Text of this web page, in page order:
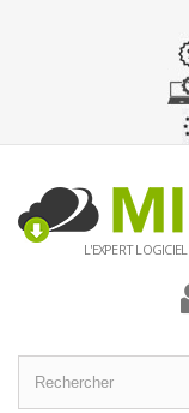
L'EXPERT LOGICIEL